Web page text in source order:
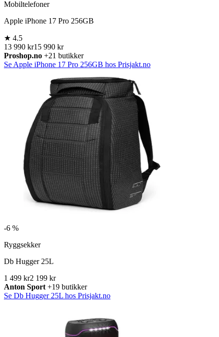
Mobiltelefoner
Apple iPhone 17 Pro 256GB
★ 4.5
13 990 kr15 990 kr
Proshop.no +21 butikker
Se Apple iPhone 17 Pro 256GB hos Prisjakt.no
-6 %
Ryggsekker
Db Hugger 25L
1 499 kr2 199 kr
Anton Sport +19 butikker
Se Db Hugger 25L hos Prisjakt.no